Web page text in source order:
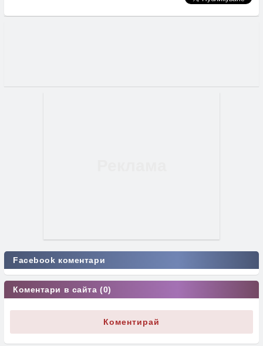
Facebook коментари
Коментари в сайта (0)
Коментирай